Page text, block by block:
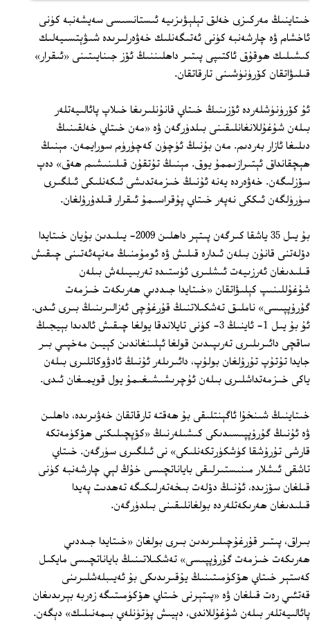
خىتاينىڭ مەركىزى خەلق تېلېۋىزىيە ئىستانسىسى سەيشەنبە كۈنى
ئاخشام ۋە چارشەنبە كۈنى ئەتىگەنلىك خەۋەرلىرىدە شىۋېتسىيەلىك
كىشىلىك ھوقۇق ئاكتىپى پىتىر داھلىننىڭ ئۆز جىنايىتىنى «ئىقرار»
قىلىۋاتقان كۆرۈنۈشىنى تارقاتقان.
ئۇ كۆرۈنۈشلەردە ئۆزىنىڭ خىتاي قانۇنلىرىغا خىلاپ پائالىيەتلەر
بىلەن شۇغۇللانغانلىقىنى بىلدۈرگەن ۋە «مەن خىتاي خەلقىنىڭ
دىلىغا ئازار بەردىم. مەن بۇنىڭ ئۈچۈن كەچۈرۈم سورايمەن. مېنىڭ
ھېچقانداق ئېتىرازىممۇ يوق. مېنىڭ تۇتقۇن قىلىنىشىم ھەق» دەپ
سۆزلىگەن. خەۋەردە يەنە ئۇنىڭ خىزمەتدىشى ئىكەنلىكى ئىلگىرى
سۈرۈلگەن ئىككى نەپەر خىتاي پۇقراسىمۇ ئىقرار قىلدۇرۇلغان.
بۇ يىل 35 ياشقا كىرگەن پىتېر داھلىن 2009- يىلىدىن بۇيان خىتايدا
دۆلەتنى قانۇن بىلەن ئىدارە قىلىش ۋە ئومۇمنىڭ مەنپەئەتىنى چىقىش
قىلىدىغان ئەرزىيەت ئىشلىرى ئۈستىدە تەربىيىلەش بىلەن
شۇغۇللىنىپ كېلىۋاتقان «خىتايدا جىددىي ھەرىكەت خىزمەت
گۇرۇپپىسى» ناملىق تەشكىلاتنىڭ قۇرغۇچى ئەزالىرىنىڭ بىرى ئىدى.
ئۇ بۇ يىل 1- ئاينىڭ 3- كۈنى تايلاندقا يولغا چىقىش ئالدىدا بېيجىڭ
ساقچى دائىرىلىرى تەرىپىدىن قولغا ئېلىنغاندىن كېيىن مەخپىي بىر
جايدا تۇتۇپ تۇرۇلغان بولۇپ، دائىرىلەر ئۇنىڭ ئادۋوكاتلىرى بىلەن
ياكى خىزمەتداشلىرى بىلەن ئۇچرىشىشىغىمۇ يول قويمىغان ئىدى.
خىتاينىڭ شىنخۇا ئاگېنتلىقى بۇ ھەقتە تارقاتقان خەۋىرىدە، داھلىن
ۋە ئۇنىڭ گۇرۇپپىسىدىكى كىشىلەرنىڭ «كۆپچىلىكنى ھۆكۈمەتكە
قارشى تۇرۇشقا كۈشكۈرتكەنلىكى» نى ئىلگىرى سۈرگەن. خىتاي
تاشقى ئىشلار مىنىستىرلىقى باياناتچىسى خۇڭ لېي چارشەنبە كۈنى
قىلغان سۆزىدە، ئۇنىڭ دۆلەت بىخەتەرلىكىگە تەھدىت پەيدا
قىلىدىغان ھەرىكەتلەردە بولغانلىقىنى بىلدۈرگەن.
بىراق، پىتىر قۇرغۇچىلىرىدىن بىرى بولغان «خىتايدا جىددىي
ھەرىكەت خىزمەت گۇرۇپپىسى» تەشكىلاتىنىڭ باياناتچىسى مايكىل
كەستېر خىتاي ھۆكۈمىتىنىڭ يۇقىرىدىكى بۇ ئەيىبلەشلىرىنى
قەتئىي رەت قىلغان ۋە «پىتېرنى خىتاي ھۆكۈمىتىگە زەربە بېرىدىغان
پائالىيەتلەر بىلەن شۇغۇللاندى، دېيىش پۈتۈنلەي بىمەنىلىك» دېگەن.